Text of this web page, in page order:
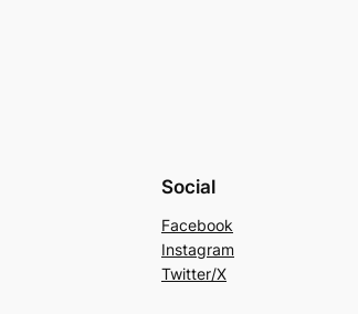
Social
Facebook
Instagram
Twitter/X